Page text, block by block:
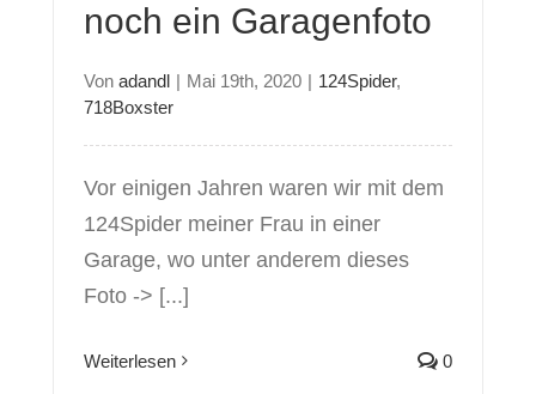
noch ein Garagenfoto
Von adandl | Mai 19th, 2020 | 124Spider,
718Boxster
Vor einigen Jahren waren wir mit dem
124Spider meiner Frau in einer
Garage, wo unter anderem dieses
Foto -> [...]
Weiterlesen 0